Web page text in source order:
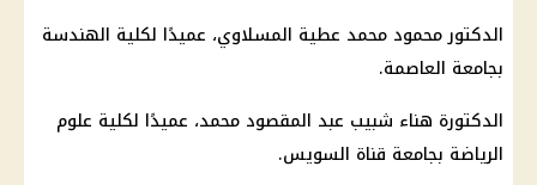
الدكتور محمود محمد عطية المسلاوي، عميدًا لكلية الهندسة
بجامعة العاصمة.
الدكتورة هناء شبيب عبد المقصود محمد، عميدًا لكلية علوم
الرياضة بجامعة قناة السويس.